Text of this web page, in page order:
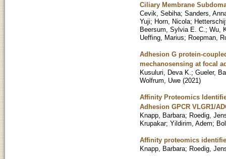
Ciliary Membrane
Cevik, Sebiha; Sanders,
Yuji; Horn, Nicola;
Beersum, Sylvia E. C. ; Wu,
Ueffing, Marius; Roepman,
Adhesion G protein-
mechanosensing at focal
Kusuluri, Deva K. ; Gueler,
Wolfrum, Uwe (2021)
Affinity Proteomics
Adhesion GPCR VLGR1/
Knapp, Barbara; Roedig,
Krupakar; Yildirim, Adem;
Affinity proteomics
Knapp, Barbara; Roedig,